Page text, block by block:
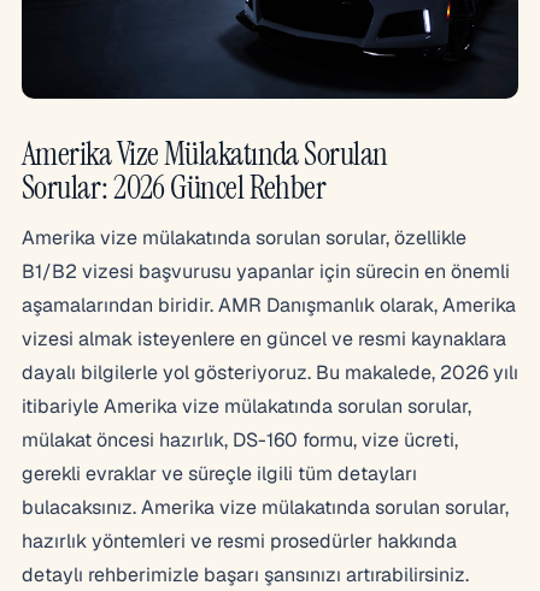
Amerika Vize Mülakatında Sorulan
Sorular: 2026 Güncel Rehber
Amerika vize mülakatında sorulan sorular, özellikle
B1/B2 vizesi başvurusu yapanlar için sürecin en önemli
aşamalarından biridir. AMR Danışmanlık olarak, Amerika
vizesi almak isteyenlere en güncel ve resmi kaynaklara
dayalı bilgilerle yol gösteriyoruz. Bu makalede, 2026 yılı
itibariyle Amerika vize mülakatında sorulan sorular,
mülakat öncesi hazırlık, DS-160 formu, vize ücreti,
gerekli evraklar ve süreçle ilgili tüm detayları
bulacaksınız. Amerika vize mülakatında sorulan sorular,
hazırlık yöntemleri ve resmi prosedürler hakkında
detaylı rehberimizle başarı şansınızı artırabilirsiniz.